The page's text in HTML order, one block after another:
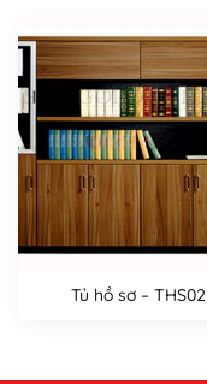
Tủ hồ sơ – THS02